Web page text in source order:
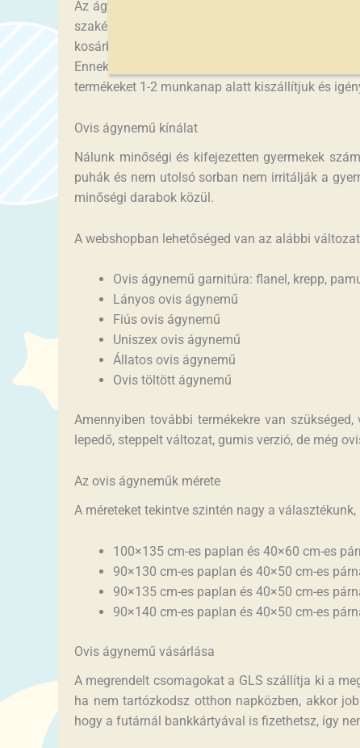
Az ágynemű megvétele online is megtörténhet
szakértelem is. Nem egyszerűbb webshopból
kosárba helyezett, majd megrendelt árut
Ennek köszönhetően ovis ágynemű
termékeket 1-2 munkanap alatt kiszállítjuk és
Ovis ágynemű kínálat
Nálunk minőségi és kifejezetten gyermekek
puhák és nem utolsó sorban nem irritálják a
minőségi darabok közül.
A webshopban lehetőséged van az alábbi
Ovis ágynemű garnitúra: flanel, krepp,
Lányos ovis ágynemű
Fiús ovis ágynemű
Uniszex ovis ágynemű
Állatos ovis ágynemű
Ovis töltött ágynemű
Amennyiben további termékekre van
lepedő, steppelt változat, gumis verzió, de még
Az ovis ágyneműk mérete
A méreteket tekintve szintén nagy a
100×135 cm-es paplan és 40×60 cm-es
90×130 cm-es paplan és 40×50 cm-es
90×135 cm-es paplan és 40×50 cm-es
90×140 cm-es paplan és 40×50 cm-es
Ovis ágynemű vásárlása
A megrendelt csomagokat a GLS szállítja ki a
ha nem tartózkodsz otthon napközben, akkor
hogy a futárnál bankkártyával is fizethetsz, így